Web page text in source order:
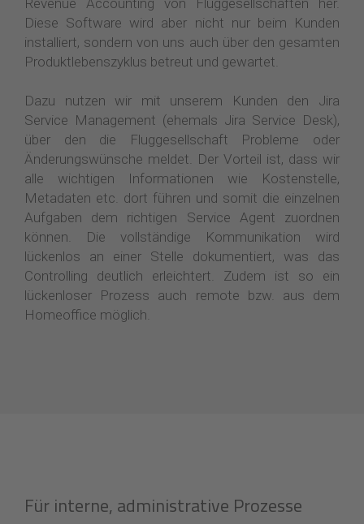
Diese Software wird aber nicht nur beim Kunden
installiert, sondern von uns auch über den gesamten
Produktlebenszyklus betreut und gewartet.
Dazu nutzen wir mit unserem Kunden den Jira
Service Management (ehemals Jira Service Desk),
über den die Fluggesellschaft Probleme oder
Änderungswünsche meldet. Der Vorteil ist, dass wir
alle wichtigen Informationen wie Kostenstelle,
Metadaten etc. dort führen und somit die einzelnen
Aufgaben dem richtigen Service Agent zuordnen
können. Die vollständige Kommunikation wird
lückenlos an einer Stelle dokumentiert, was das
Controlling deutlich erleichtert. Zudem ist so ein
lückenloser Prozess auch remote bzw. aus dem
Homeoffice möglich.
Für interne, administrative Prozesse